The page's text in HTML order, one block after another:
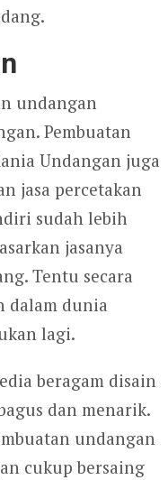
undangan
Pembuatan
Undangan juga
jasa percetakan
sudah lebih
jasanya
Tentu secara
dalam dunia
lagi.
beragam disain
dan menarik.
undangan
cukup bersaing